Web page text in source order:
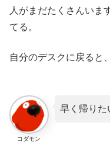
人がまだたくさんいま
てる。
自分のデスクに戻ると
コダモン
早く帰りた